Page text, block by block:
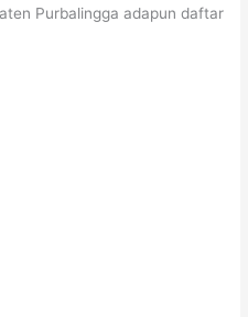
Purbalingga adapun daftar